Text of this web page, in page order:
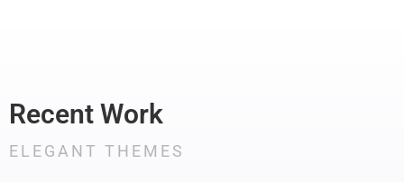
Recent Work
ELEGANT THEMES